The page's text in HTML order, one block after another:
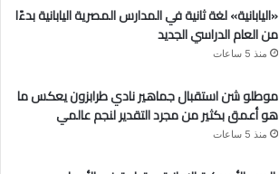
«اليابانية» لغة ثانية في المدارس المصرية اليابانية بدءًا
من العام الدراسي الجديد
منذ 5 ساعات
موطلو شن استقبال جماهير نادي طرابزون يعكس ما
هو أعمق بكثير من مجرد التقدير لنجم عالمي
منذ 5 ساعات